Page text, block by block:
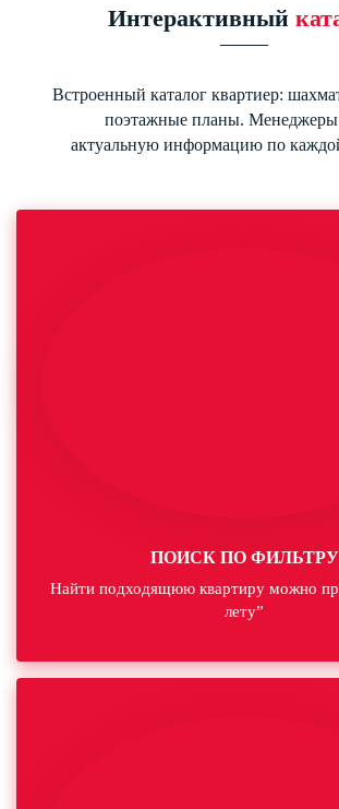
Интерактивный
Встроенный каталог квартиер:
поэтажные планы. Менеджеры
актуальную информацию по
ПОИСК ПО ФИЛЬТРУ
Найти подходящюю квартиру можно
лету”